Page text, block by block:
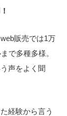
販売では1万
で多種多様。
声をよく聞
経験から言う